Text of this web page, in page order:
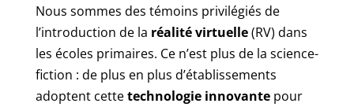
Nous sommes des témoins privilégiés de
l’introduction de la réalité virtuelle(RV) dans
les écoles primaires. Ce n’est plus de la science-
fiction : de plus en plus d’établissements
adoptent cettetechnologie innovantepour